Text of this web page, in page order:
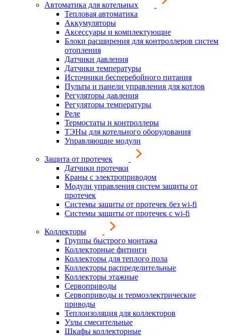
Автоматика для котельных
Тепловая автоматика
Аккумуляторы
Аксессуары и комплектующие
Блоки расширения для контроллеров систем
отопления
Датчики давления
Датчики температуры
Источники бесперебойного питания
Пульты и панели управления для котлов
Регуляторы давления
Регуляторы температуры
Реле
Термостаты и контроллеры
ТЭНы для котельного оборудования
Управляющие модули
Защита от протечек
Датчики протечки
Краны с электроприводом
Модули управления систем защиты от
протечек
Системы защиты от протечек без wi-fi
Системы защиты от протечек с wi-fi
Коллекторы
Группы быстрого монтажа
Коллекторные фитинги
Коллекторы для теплого пола
Коллекторы распределительные
Коллекторы этажные
Сервоприводы
Сервоприводы и термоэлектрические
приводы
Теплоизоляция для коллекторов
Узлы смесительные
Шкафы коллекторные